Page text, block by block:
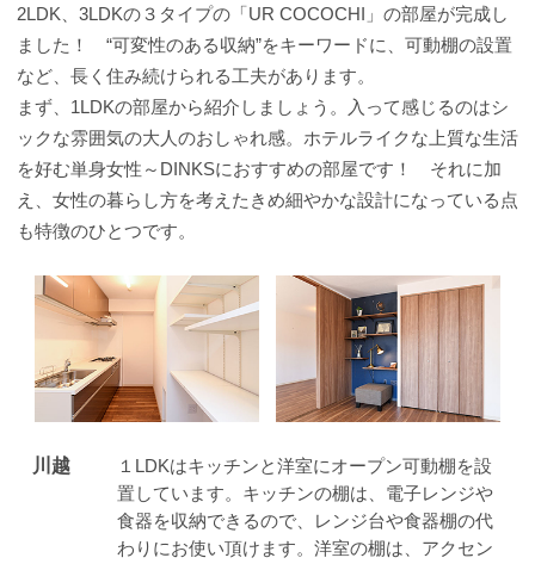
2LDK、3LDKの３タイプの「UR COCOCHI」の部屋が完成し
ました！ “可変性のある収納”をキーワードに、可動棚の設置
など、長く住み続けられる工夫があります。
まず、1LDKの部屋から紹介しましょう。入って感じるのはシ
ックな雰囲気の大人のおしゃれ感。ホテルライクな上質な生活
を好む単身女性～DINKSにおすすめの部屋です！ それに加
え、女性の暮らし方を考えたきめ細やかな設計になっている点
も特徴のひとつです。
川越
１LDKはキッチンと洋室にオープン可動棚を設
置しています。キッチンの棚は、電子レンジや
食器を収納できるので、レンジ台や食器棚の代
わりにお使い頂けます。洋室の棚は、アクセン